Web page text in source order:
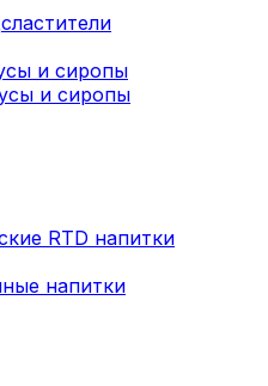
и сиропы
и сиропы
RTD напитки
напитки